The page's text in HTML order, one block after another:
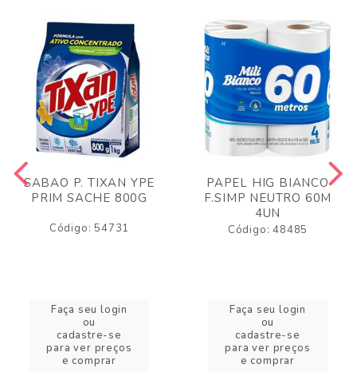
SABAO P. TIXAN YPE
PRIM SACHE 800G
Código: 54731
Faça seu login
ou
cadastre-se
para ver preços
e comprar
PAPEL HIG BIANCO
F.SIMP NEUTRO 60M
4UN
Código: 48485
Faça seu login
ou
cadastre-se
para ver preços
e comprar